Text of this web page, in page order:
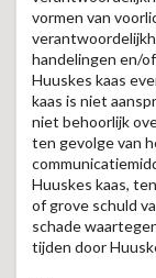
vormen van
handelingen en/
Huuskes kaas
kaas is niet
niet behoorlijk
ten gevolge van
Huuskes kaas,
of grove schuld
schade
tijden door